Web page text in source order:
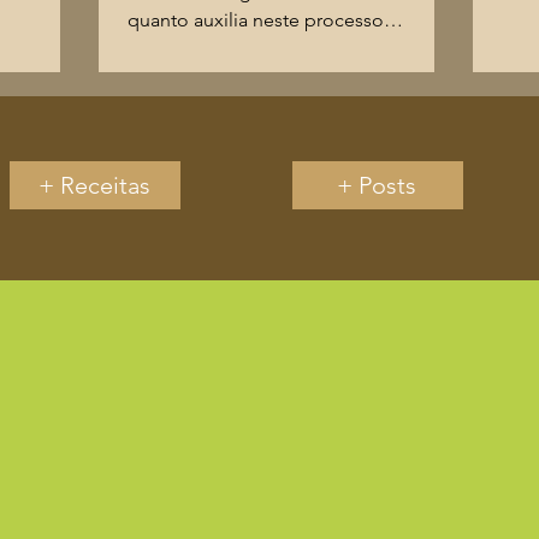
quanto auxilia neste processo
+ Receitas + Posts